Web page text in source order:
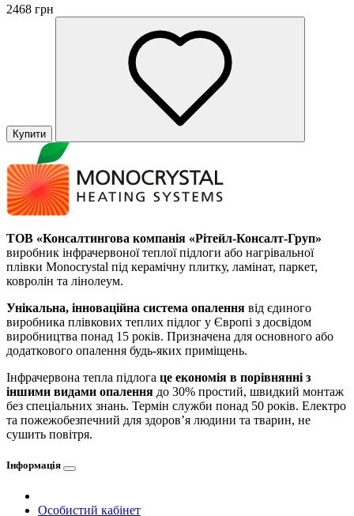
2468 грн
Купити
ТОВ «Консалтингова компанія «Рітейл-Консалт-Груп»
виробник інфрачервоної теплої підлоги або нагрівальної
плівки Monocrystal під керамічну плитку, ламінат, паркет,
ковролін та лінолеум.
Унікальна, інноваційна система опалення від єдиного
виробника плівкових теплих підлог у Європі з досвідом
виробництва понад 15 років. Призначена для основного або
додаткового опалення будь-яких приміщень.
Інфрачервона тепла підлога це економія в порівнянні з
іншими видами опалення до 30% простий, швидкий монтаж
без спеціальних знань. Термін служби понад 50 років. Електро
та пожежобезпечний для здоров’я людини та тварин, не
сушить повітря.
Інформація
Особистий кабінет